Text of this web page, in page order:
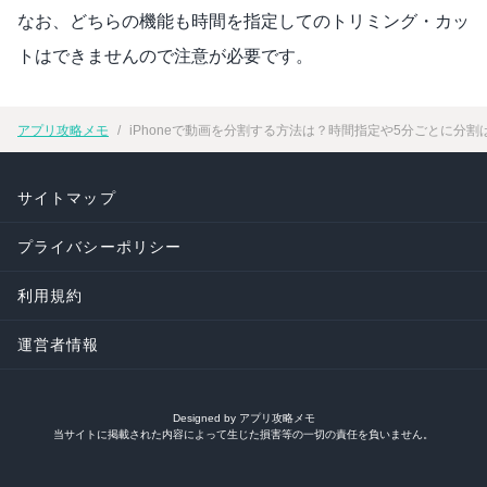
なお、どちらの機能も時間を指定してのトリミング・カッ
トはできませんので注意が必要です。
アプリ攻略メモ iPhoneで動画を分割する方法は？時間指定や5分ごとに分割
サイトマップ
プライバシーポリシー
利用規約
運営者情報
Designed by アプリ攻略メモ
当サイトに掲載された内容によって生じた損害等の一切の責任を負いません。